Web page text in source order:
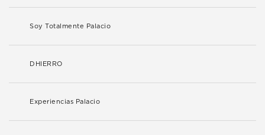
Soy Totalmente Palacio
DHIERRO
Experiencias Palacio